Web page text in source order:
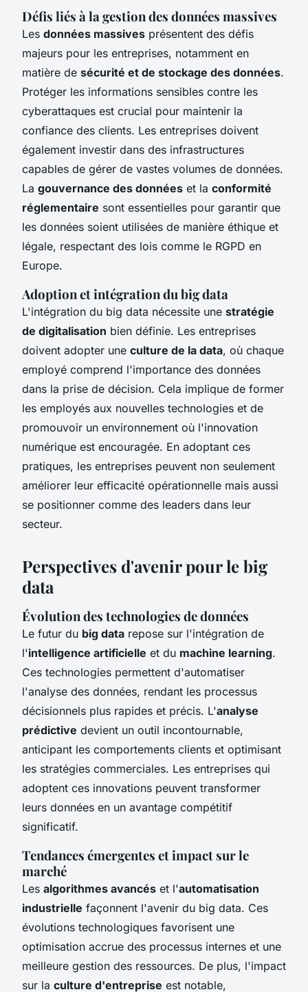
Défis liés à la gestion des données massives
Les données massives présentent des défis
majeurs pour les entreprises, notamment en
matière de sécurité et de stockage des données.
Protéger les informations sensibles contre les
cyberattaques est crucial pour maintenir la
confiance des clients. Les entreprises doivent
également investir dans des infrastructures
capables de gérer de vastes volumes de données.
La gouvernance des données et la conformité
réglementaire sont essentielles pour garantir que
les données soient utilisées de manière éthique et
légale, respectant des lois comme le RGPD en
Europe.
Adoption et intégration du big data
L'intégration du big data nécessite une stratégie
de digitalisation bien définie. Les entreprises
doivent adopter une culture de la data, où chaque
employé comprend l'importance des données
dans la prise de décision. Cela implique de former
les employés aux nouvelles technologies et de
promouvoir un environnement où l'innovation
numérique est encouragée. En adoptant ces
pratiques, les entreprises peuvent non seulement
améliorer leur efficacité opérationnelle mais aussi
se positionner comme des leaders dans leur
secteur.
Perspectives d'avenir pour le big
data
Évolution des technologies de données
Le futur du big data repose sur l'intégration de
l'intelligence artificielle et du machine learning.
Ces technologies permettent d'automatiser
l'analyse des données, rendant les processus
décisionnels plus rapides et précis. L'analyse
prédictive devient un outil incontournable,
anticipant les comportements clients et optimisant
les stratégies commerciales. Les entreprises qui
adoptent ces innovations peuvent transformer
leurs données en un avantage compétitif
significatif.
Tendances émergentes et impact sur le
marché
Les algorithmes avancés et l'automatisation
industrielle façonnent l'avenir du big data. Ces
évolutions technologiques favorisent une
optimisation accrue des processus internes et une
meilleure gestion des ressources. De plus, l'impact
sur la culture d'entreprise est notable,